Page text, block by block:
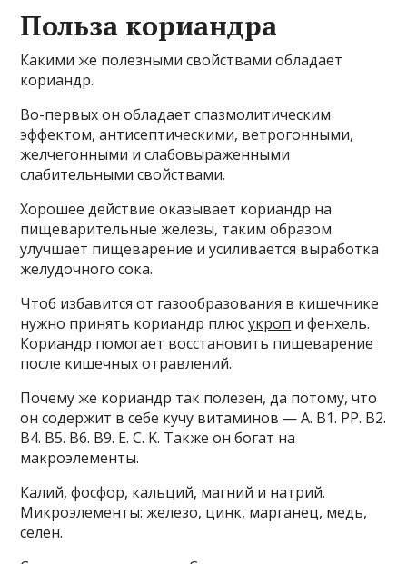
Польза кориандра
Какими же полезными свойствами обладает
кориандр.
Во-первых он обладает спазмолитическим
эффектом, антисептическими, ветрогонными,
желчегонными и слабовыраженными
слабительными свойствами.
Хорошее действие оказывает кориандр на
пищеварительные железы, таким образом
улучшает пищеварение и усиливается выработка
желудочного сока.
Чтоб избавится от газообразования в кишечнике
нужно принять кориандр плюсукроп и фенхель.
Кориандр помогает восстановить пищеварение
после кишечных отравлений.
Почему же кориандр так полезен, да потому, что
он содержит в себе кучу витаминов — A. B1. PP. B2.
B4. B5. B6. B9. E. C. K. Также он богат на
макроэлементы.
Калий, фосфор, кальций, магний и натрий.
Микроэлементы: железо, цинк, марганец, медь,
селен.